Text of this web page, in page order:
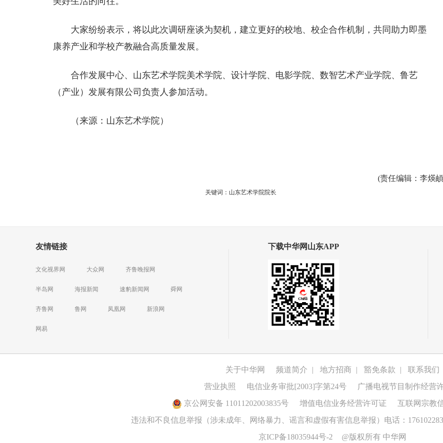
大家纷纷表示，将以此次调研座谈为契机，建立更好的校地、校企合作机制，共同助力即墨
康养产业和学校产教融合高质量发展。
合作发展中心、山东艺术学院美术学院、设计学院、电影学院、数智艺术产业学院、鲁艺
（产业）发展有限公司负责人参加活动。
（来源：山东艺术学院）
(责任编辑 ：李煐
关键词：山东艺术学院院长
友情链接
文化视界网 大众网 齐鲁晚报网
半岛网 海报新闻 速豹新闻网 舜网
齐鲁网 鲁网 凤凰网 新浪网
网易
下载中华网山东APP
关于中华网 频道简介 | 地方招商 | 豁免条款 |
联系我们
营业执照
电信业务审批[2003]字第24号
广播电视节目制作经营
京公网安备 11011202003835号
增值电信业务经营许可证
互联网宗教
违法和不良信息举报（涉未成年、网络暴力、谣言和虚假有害信息举报）电话：
京ICP备18035944号-2
@版权所有 中华网